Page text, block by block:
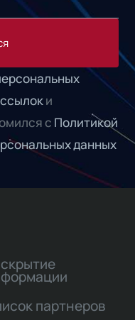
и
с Политикой
данных
партнеров